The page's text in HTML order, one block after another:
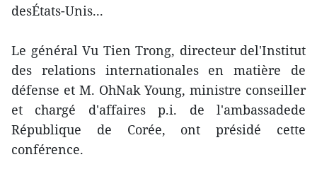
desÉtats-Unis...
Le général Vu Tien Trong, directeur del'Institut
des relations internationales en matière de
défense et M. OhNak Young, ministre conseiller
et chargé d'affaires p.i. de l'ambassadede
République de Corée, ont présidé cette
conférence.